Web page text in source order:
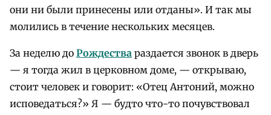
они ни были принесены или отданы». И так мы
молились в течение нескольких месяцев.
За неделю до Рождества раздается звонок в дверь
— я тогда жил в церковном доме, — открываю,
стоит человек и говорит: «Отец Антоний, можно
исповедаться?» Я — будто что-то почувствовал